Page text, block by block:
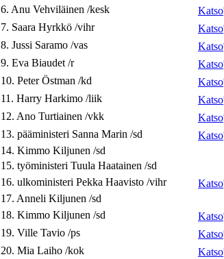
6. Anu Vehviläinen /kesk
Katso
7. Saara Hyrkkö /vihr
Katso
8. Jussi Saramo /vas
Katso
9. Eva Biaudet/r
Katso
10. Peter Östman /kd
Katso
11. Harry Harkimo /liik
Katso
12. Ano Turtiainen /vkk
Katso
13. pääministeri Sanna Marin /sd
Katso
14. Kimmo Kiljunen /sd
15. työministeri Tuula Haatainen /sd
16. ulkoministeri Pekka Haavisto /vihr
Katso
17. Anneli Kiljunen /sd
18. Kimmo Kiljunen /sd
Katso
19. Ville Tavio /ps
Katso
20. Mia Laiho /kok
Katso